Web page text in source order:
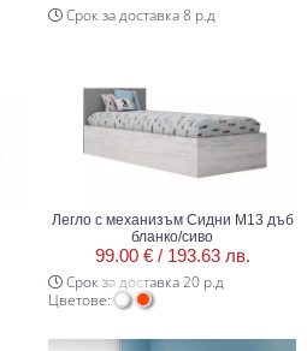
Срок за доставка 8 р.д
Легло с механизъм Сидни М13 дъб
бланко/сиво
99.00 € / 193.63 лв.
Срок за доставка 20 р.д
Цветове: